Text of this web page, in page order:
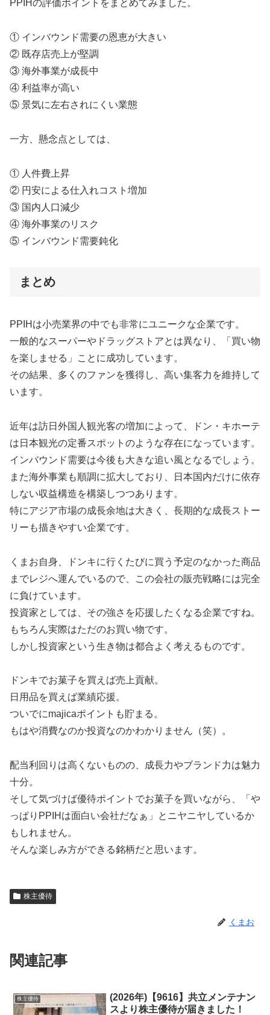
PPIHの評価ポイントをまとめてみました。
① インバウンド需要の恩恵が大きい
② 既存店売上が堅調
③ 海外事業が成長中
④ 利益率が高い
⑤ 景気に左右されにくい業態
一方、懸念点としては、
① 人件費上昇
② 円安による仕入れコスト増加
③ 国内人口減少
④ 海外事業のリスク
⑤ インバウンド需要鈍化
まとめ
PPIHは小売業界の中でも非常にユニークな企業です。
一般的なスーパーやドラッグストアとは異なり、「買い物
を楽しませる」ことに成功しています。
その結果、多くのファンを獲得し、高い集客力を維持して
います。
近年は訪日外国人観光客の増加によって、ドン・キホーテ
は日本観光の定番スポットのような存在になっています。
インバウンド需要は今後も大きな追い風となるでしょう。
また海外事業も順調に拡大しており、日本国内だけに依存
しない収益構造を構築しつつあります。
特にアジア市場の成長余地は大きく、長期的な成長ストー
リーも描きやすい企業です。
くまお自身、ドンキに行くたびに買う予定のなかった商品
までレジへ運んでいるので、この会社の販売戦略には完全
に負けています。
投資家としては、その強さを応援したくなる企業ですね。
もちろん実際はただのお買い物です。
しかし投資家という生き物は都合よく考えるものです。
ドンキでお菓子を買えば売上貢献。
日用品を買えば業績応援。
ついでにmajicaポイントも貯まる。
もはや消費なのか投資なのかわかりません（笑）。
配当利回りは高くないものの、成長力やブランド力は魅力
十分。
そして気づけば優待ポイントでお菓子を買いながら、「や
っぱりPPIHは面白い会社だなぁ」とニヤニヤしているか
もしれません。
そんな楽しみ方ができる銘柄だと思います。
株主優待
くまお
関連記事
株主優待
(2026年)【9616】共立メンテナン
スより株主優待が届きました！